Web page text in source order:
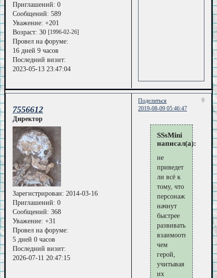
Приглашений: 0
Сообщений: 589
Уважение: +201
Возраст: 30 [1996-02-26]
Провел на форуме:
16 дней 9 часов
Последний визит:
2023-05-13 23:47:04
Поделиться
9
2019-08-09 05:46:47
7556612
Директор
Зарегистрирован: 2014-03-16
Приглашений: 0
Сообщений: 368
Уважение: +31
Провел на форуме:
5 дней 0 часов
Последний визит:
2026-07-11 20:47:15
SSsMini
написал(а):
не
приведет
ли всё к
тому, что
персонажи
начнут
быстрее
развивать
взаимоотношения,
чем
герой,
учитывая
их